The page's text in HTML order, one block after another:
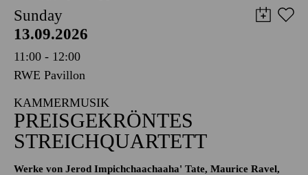
Sunday
13.09.2026
11:00 - 12:00
RWE Pavillon
KAMMERMUSIK
PREISGEKRÖNTES
STREICHQUARTETT
Werke von Jerod Impichchaachaaha' Tate, Maurice Ravel,